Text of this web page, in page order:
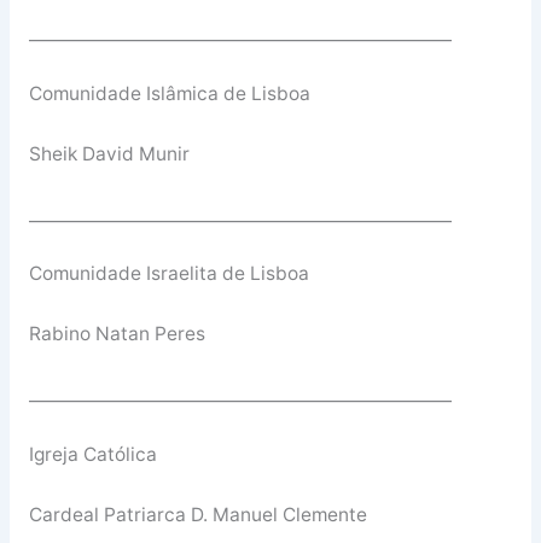
Comunidade Islâmica de Lisboa
Sheik David Munir
Comunidade Israelita de Lisboa
Rabino Natan Peres
Igreja Católica
Cardeal Patriarca D. Manuel Clemente